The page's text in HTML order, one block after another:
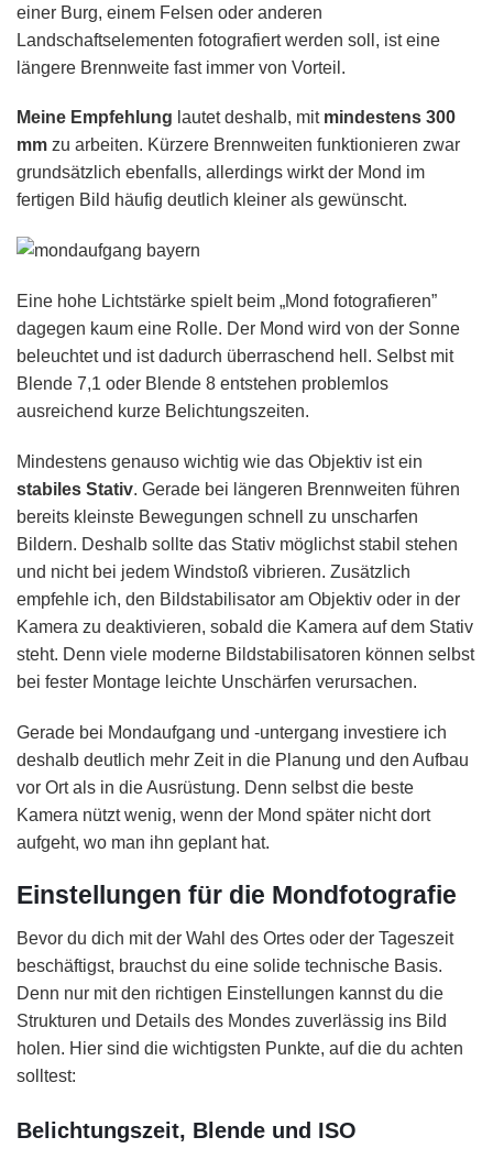
einer Burg, einem Felsen oder anderen
Landschaftselementen fotografiert werden soll, ist eine
längere Brennweite fast immer von Vorteil.
Meine Empfehlung lautet deshalb, mit mindestens 300
mm zu arbeiten. Kürzere Brennweiten funktionieren zwar
grundsätzlich ebenfalls, allerdings wirkt der Mond im
fertigen Bild häufig deutlich kleiner als gewünscht.
Eine hohe Lichtstärke spielt beim „Mond fotografieren”
dagegen kaum eine Rolle. Der Mond wird von der Sonne
beleuchtet und ist dadurch überraschend hell. Selbst mit
Blende 7,1 oder Blende 8 entstehen problemlos
ausreichend kurze Belichtungszeiten.
Mindestens genauso wichtig wie das Objektiv ist ein
stabiles Stativ. Gerade bei längeren Brennweiten führen
bereits kleinste Bewegungen schnell zu unscharfen
Bildern. Deshalb sollte das Stativ möglichst stabil stehen
und nicht bei jedem Windstoß vibrieren. Zusätzlich
empfehle ich, den Bildstabilisator am Objektiv oder in der
Kamera zu deaktivieren, sobald die Kamera auf dem Stativ
steht. Denn viele moderne Bildstabilisatoren können selbst
bei fester Montage leichte Unschärfen verursachen.
Gerade bei Mondaufgang und -untergang investiere ich
deshalb deutlich mehr Zeit in die Planung und den Aufbau
vor Ort als in die Ausrüstung. Denn selbst die beste
Kamera nützt wenig, wenn der Mond später nicht dort
aufgeht, wo man ihn geplant hat.
Einstellungen für die Mondfotografie
Bevor du dich mit der Wahl des Ortes oder der Tageszeit
beschäftigst, brauchst du eine solide technische Basis.
Denn nur mit den richtigen Einstellungen kannst du die
Strukturen und Details des Mondes zuverlässig ins Bild
holen. Hier sind die wichtigsten Punkte, auf die du achten
solltest:
Belichtungszeit, Blende und ISO